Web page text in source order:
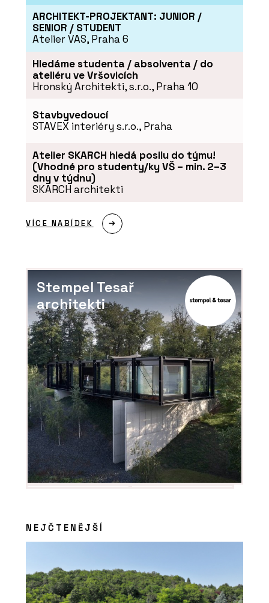
ARCHITEKT-PROJEKTANT: JUNIOR /
SENIOR / STUDENT
Atelier VAS, Praha 6
Hledáme studenta / absolventa / do
ateliéru ve Vršovicích
Hronský Architekti, s.r.o., Praha 10
Stavbyvedoucí
STAVEX interiéry s.r.o., Praha
Atelier SKARCH hledá posilu do týmu!
(Vhodné pro studenty/ky VŠ – min. 2–3
dny v týdnu)
SKARCH architekti
VÍCE NABÍDEK
Stempel Tesař
architekti
NEJČTENĚJŠÍ